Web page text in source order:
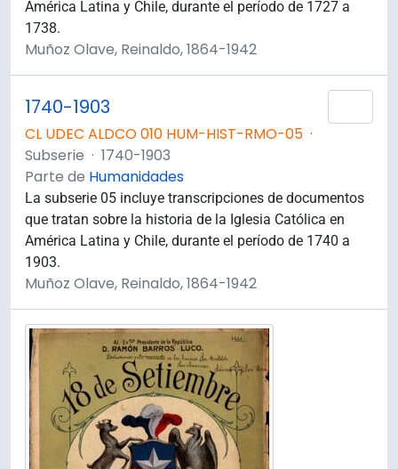
América Latina y Chile, durante el período de 1727 a
1738.
Muñoz Olave, Reinaldo, 1864-1942
1740-1903
CL UDEC ALDCO 010 HUM-HIST-RMO-05 ·
Subserie · 1740-1903
Parte de Humanidades
La subserie 05 incluye transcripciones de documentos
que tratan sobre la historia de la Iglesia Católica en
América Latina y Chile, durante el período de 1740 a
1903.
Muñoz Olave, Reinaldo, 1864-1942